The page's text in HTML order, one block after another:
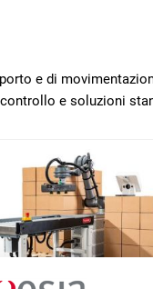
e di
e soluzioni